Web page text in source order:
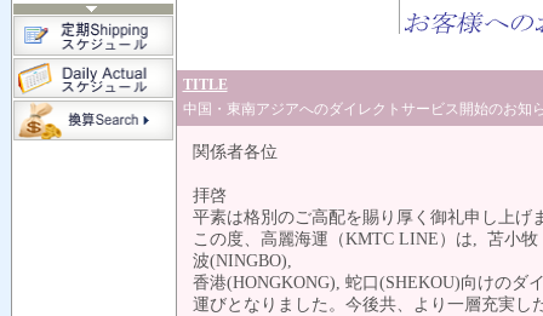
TITLE
中国・東南アジアへのダイレクトサービス開始のお知
関係者各位 平
拝啓
平素は格別のご高配を賜り厚く御礼申し上
この度、高麗海運（KMTC LINE）は, 苫小牧
波(NINGBO),
香港(HONGKONG), 蛇口(SHEKOU)向けのダ
運びとなりました。今後共、より一層充実し